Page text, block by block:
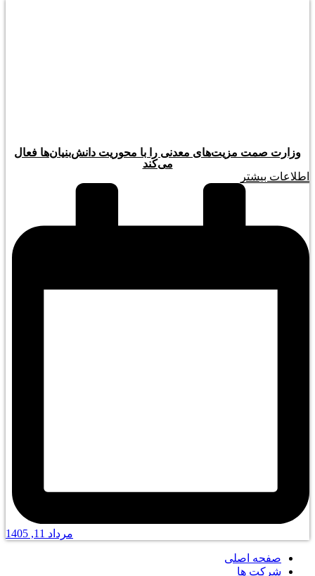
وزارت صمت مزیت‌های معدنی را با محوریت دانش‌بنیان‌ها فعال
می‌کند
اطلاعات بیشتر
مرداد 11, 1405
صفحه اصلی
شرکت ها